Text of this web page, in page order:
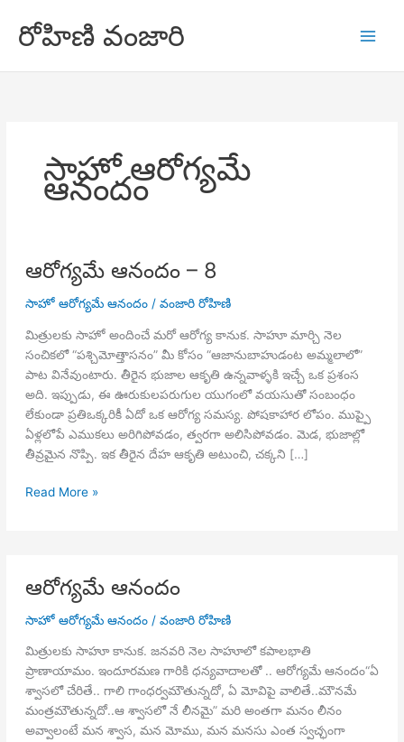
content
రోహిణి వంజారి
సాహో ఆరోగ్యమే
ఆనందం
ఆరోగ్యమే ఆనందం – 8
సాహో ఆరోగ్యమే ఆనందం/ వంజారి రోహిణి
మిత్రులకు సాహో అందించే మరో ఆరోగ్య కానుక. సాహూ మార్చి నెల
సంచికలో “పశ్చిమోత్తాసనం” మీ కోసం “ఆజానుబాహుడంట అమ్మలాలో”
పాట వినేవుంటారు. తీరైన భుజాల ఆకృతి ఉన్నవాళ్ళకి ఇచ్చే ఒక ప్రశంస
అది. ఇప్పుడు, ఈ ఊరుకులపరుగుల యుగంలో వయసుతో సంబంధం
లేకుండా ప్రతిఒక్కరికీ ఏదో ఒక ఆరోగ్య సమస్య. పోషకాహార లోపం. ముప్పై
ఏళ్లలోపే ఎముకలు అరిగిపోవడం, త్వరగా అలిసిపోవడం. మెడ, భుజాల్లో
తీవ్రమైన నొప్పి. ఇక తీరైన దేహ ఆకృతి అటుంచి, చక్కని […]
ఆరోగ్యమే
Read More »
ఆరోగ్యమే ఆనందం
సాహో ఆరోగ్యమే ఆనందం/ వంజారి రోహిణి
మిత్రులకు సాహూ కానుక. జనవరి నెల సాహూలో కపాలభాతి
ప్రాణాయామం. ఇందూరమణ గారికి ధన్యవాదాలతో .. ఆరోగ్యమే ఆనందం“ఏ
శ్వాసలో చేరితే.. గాలి గాంధర్వమౌతున్నదో, ఏ మోవిపై వాలితే..మౌనమే
మంత్రమౌతున్నదో..ఆ శ్వాసలో నే లీనమై” మరి అంతగా మనం లీనం
అవ్వాలంటే మన శ్వాస, మన మోము, మన మనసు ఎంత స్వచ్ఛంగా